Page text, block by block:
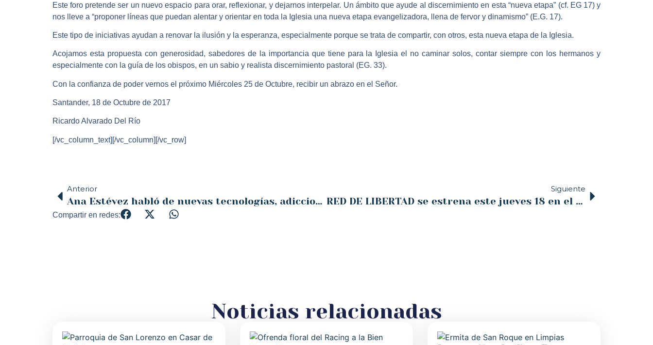
Este foro pretende ser un nuevo espacio para orar, reflexionar, y dejarnos interpelar. Un ámbito que ayude al discernimiento en esta “nueva etapa” (cf. EG 17) y
nos lleve a “proponer líneas que puedan alentar y orientar en toda la Iglesia una nueva etapa evangelizadora, llena de fervor y dinamismo” (E.G. 17).
Este tipo de iniciativas ayudan a renovar la ilusión y la esperanza, especialmente porque se trata de compartir, con otros, esta nueva etapa de la Iglesia.
Acojamos esta propuesta con generosidad, sabedores de la importancia que tiene para la Iglesia el no caminar solos, contar siempre con los hermanos y
especialmente con la guía de los obispos, en un sabio y realista discernimiento pastoral (EG. 33).
Con la confianza de poder vernos el próximo Miércoles 25 de Octubre, recibir un abrazo en el Señor.
Santander, 18 de Octubre de 2017
Ricardo Alvarado Del Río
[/vc_column_text][/vc_column][/vc_row]
Anterior
Ana Estévez habló de nuevas tecnologías, adicciones y Proyecto Hombre
Siguiente
RED DE LIBERTAD se estrena este jueves 18 en el cine Los Angeles
Compartir en redes:
Noticias relacionadas